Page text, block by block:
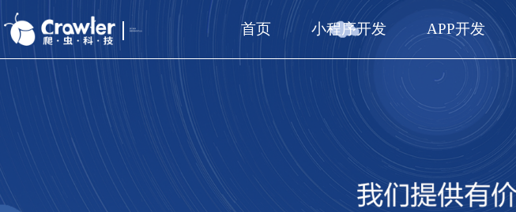
首页 小程序开发 APP开发